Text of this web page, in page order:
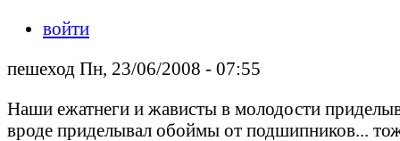
войти
пешеход Пн, 23/06/2008 - 07:55
Наши ежатнеги и жависты в молодости
вроде приделывал обоймы от подшипников...